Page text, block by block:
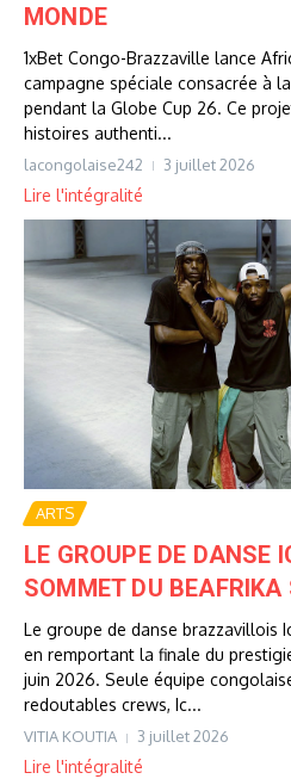
MONDE
1xBet Congo-Brazzaville lance
campagne spéciale consacrée à
pendant la Globe Cup 26. Ce
histoires authenti...
lacongolaise242 3 juillet 2026
Lire l'intégralité
ARTS
LE GROUPE DE DANSE
SOMMET DU
Le groupe de danse brazzavillois
en remportant la finale du
juin 2026. Seule équipe
redoutables crews, Ic...
VITIA KOUTIA 3 juillet 2026
Lire l'intégralité